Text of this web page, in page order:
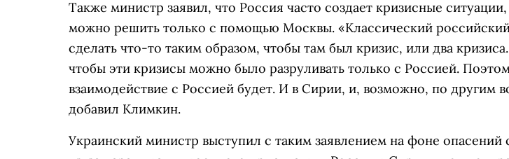
Также министр заявил, что Россия часто создает кризисные
можно решить только с помощью Москвы. «Классический
сделать что-то таким образом, чтобы там был кризис, или два
чтобы эти кризисы можно было разруливать только с Россией.
взаимодействие с Россией будет. И в Сирии, и, возможно, по другим
добавил Климкин.
Украинский министр выступил с таким заявлением на фоне опасений